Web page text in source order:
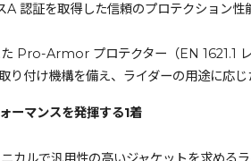
認証を取得した信頼のプロテクション性
Pro-Armor プロテクター（EN 1621.1
り付け機構を備え、ライダーの用途に応じ
ーマンスを発揮する1着